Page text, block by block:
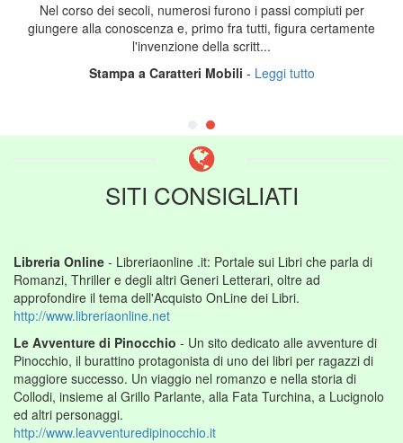
Nel corso dei secoli, numerosi furono i passi compiuti per
giungere alla conoscenza e, primo fra tutti, figura certamente
l'invenzione della scritt...
Stampa a Caratteri Mobili - Leggi tutto
SITI CONSIGLIATI
Libreria Online - Libreriaonline .it: Portale sui Libri che parla di
Romanzi, Thriller e degli altri Generi Letterari, oltre ad
approfondire il tema dell'Acquisto OnLine dei Libri.
http://www.libreriaonline.net
Le Avventure di Pinocchio - Un sito dedicato alle avventure di
Pinocchio, il burattino protagonista di uno dei libri per ragazzi di
maggiore successo. Un viaggio nel romanzo e nella storia di
Collodi, insieme al Grillo Parlante, alla Fata Turchina, a Lucignolo
ed altri personaggi.
http://www.leavventuredipinocchio.it